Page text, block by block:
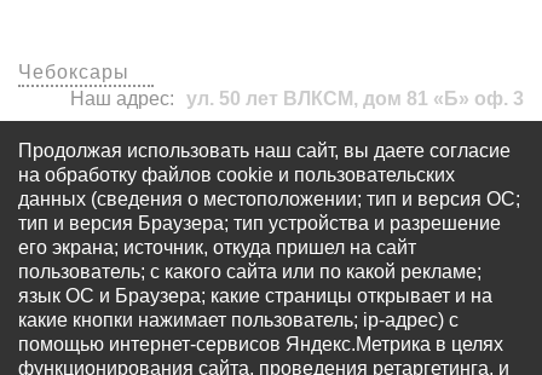
Чебоксары
Наш адрес:
ул. 50 лет ВЛКСМ, дом 81 «Б» оф. 3
visa7stvrp@yandex.ru
+7 (8652) 20-65-26
© Все права защищены - OOO «Многопрофильный
визовый центр «Виза 7» Запрещается использование
Продолжая использовать наш сайт, вы даете согласие
на обработку файлов cookie и пользовательских
данных (сведения о местоположении; тип и версия ОС;
тип и версия Браузера; тип устройства и разрешение
его экрана; источник, откуда пришел на сайт
пользователь; с какого сайта или по какой рекламе;
язык ОС и Браузера; какие страницы открывает и на
какие кнопки нажимает пользователь; ip-адрес) с
помощью интернет-сервисов Яндекс.Метрика в целях
функционирования сайта, проведения ретаргетинга, и